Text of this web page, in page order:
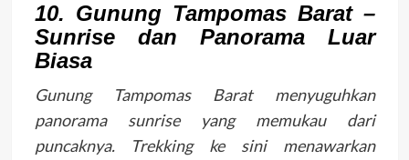
10. Gunung Tampomas Barat –
Sunrise dan Panorama Luar
Biasa
Gunung Tampomas Barat menyuguhkan
panorama sunrise yang memukau dari
puncaknya. Trekking ke sini menawarkan